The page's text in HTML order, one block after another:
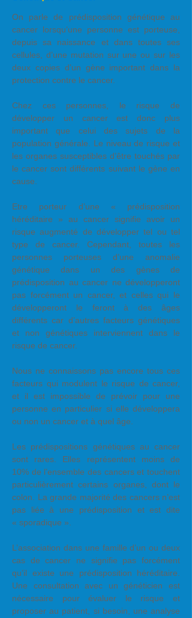
On parle de prédisposition génétique au
cancer lorsqu’une personne est porteuse,
depuis sa naissance et dans toutes ses
cellules, d’une mutation sur une ou sur les
deux copies d’un gène important dans la
protection contre le cancer.
Chez ces personnes, le risque de
développer un cancer est donc plus
important que celui des sujets de la
population générale. Le niveau de risque et
les organes susceptibles d’être touchés par
le cancer sont différents suivant le gène en
cause.
Etre porteur d’une « prédisposition
héréditaire » au cancer signifie avoir un
risque augmenté de développer tel ou tel
type de cancer. Cependant, toutes les
personnes porteuses d’une anomalie
génétique dans un des gènes de
prédisposition au cancer ne développeront
pas forcément un cancer, et celles qui le
développeront le feront à des âges
différents car d’autres facteurs génétiques
et non génétiques interviennent dans le
risque de cancer.
Nous ne connaissons pas encore tous ces
facteurs qui modulent le risque de cancer,
et il est impossible de prévoir pour une
personne en particulier si elle développera
ou non un cancer et à quel âge.
Les prédispositions génétiques au cancer
sont rares. Elles représentent moins de
10% de l’ensemble des cancers et touchent
particulièrement certains organes, dont le
colon. La grande majorité des cancers n’est
pas liée à une prédisposition et est dite
« sporadique ».
L’association dans une famille d’un ou deux
cas de cancer ne signifie pas forcément
qu’il existe une prédisposition héréditaire.
Une consultation avec un généticien est
nécessaire pour évaluer le risque et
proposer au patient, si besoin, une analyse